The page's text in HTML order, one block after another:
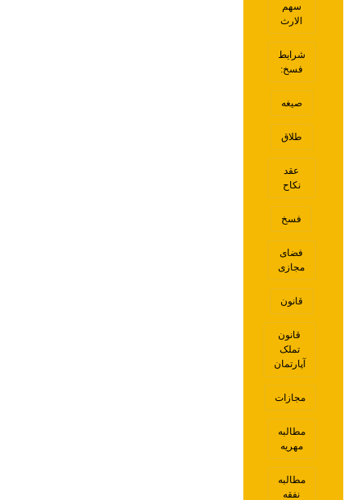
سهم
الارث
شرایط
فسخ:
صیغه
طلاق
عقد
نکاح
فسخ
فضای
مجازی
قانون
قانون
تملک
آپارتمان
مجازات
مطالبه
مهریه
مطالبه
نفقه